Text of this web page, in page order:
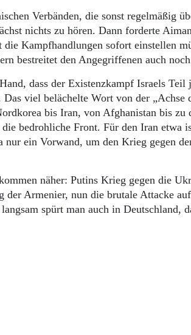
Verbänden, die sonst regelmäßig
nichts zu hören. Dann forderte
die Kampfhandlungen sofort einstellen
bestreitet den Angegriffenen auch
dass der Existenzkampf Israels
viel belächelte Wort von der „Achse
bis Iran, von Afghanistan bis
bedrohliche Front. Für den Iran etwa
nur ein Vorwand, um den Krieg gegen
näher: Putins Krieg gegen die
der Armenier, nun die brutale Attacke
spürt man auch in Deutschland,